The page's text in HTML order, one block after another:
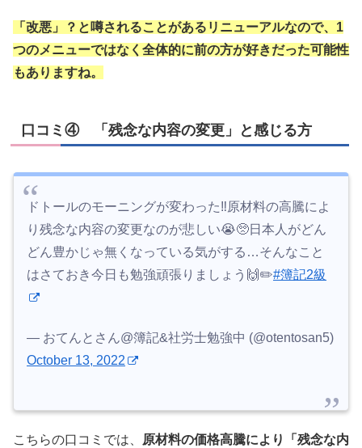
「改悪」？と噂されることがあるリニューアルなので、1
つのメニューではなく全体的に前の方が好きだった可能性
もありますね。
口コミ④ 「残念な内容の変更」と感じる方
ドトールのモーニングが変わった‼️原材料の高騰によ
り残念な内容の変更なのが悲しい😭🥺日本人がどん
どん豊かじゃ無くなっている気がする…そんなこと
はさておき今日も勉強頑張りましょう🙌✏️#簿記2級
— おてんとさん@簿記&社労士勉強中 (@otentosan5)
October 13, 2022
こちらの口コミでは、
原材料の価格高騰により「残念な内